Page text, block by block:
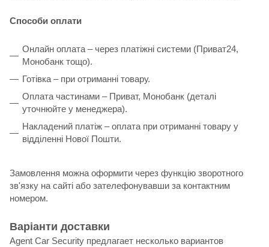
Способи оплати
Онлайн оплата – через платіжні системи (Приват24,
Монобанк тощо).
Готівка – при отриманні товару.
Оплата частинами – Приват, Монобанк (деталі
уточнюйте у менеджера).
Накладений платіж – оплата при отриманні товару у
відділенні Нової Пошти.
Замовлення можна оформити через функцію зворотного
зв'язку на сайті або зателефонувавши за контактним
номером.
Варіанти доставки
Agent Car Security предлагает несколько вариантов